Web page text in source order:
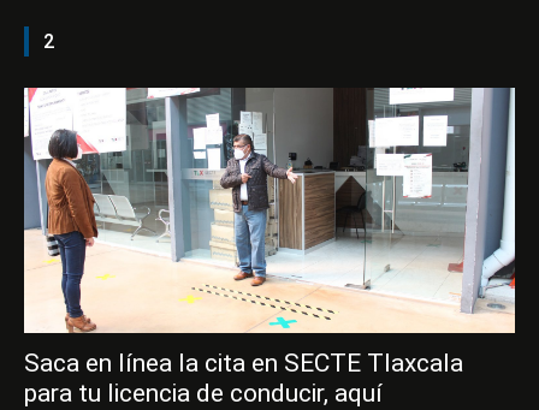
2
Saca en línea la cita en SECTE Tlaxcala
para tu licencia de conducir, aquí